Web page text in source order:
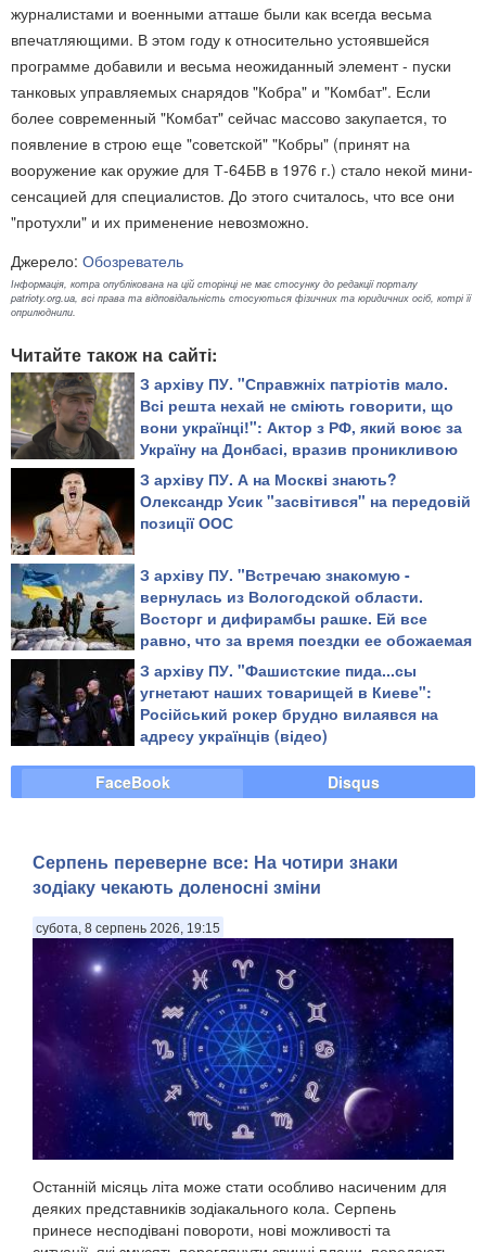
журналистами и военными атташе были как всегда весьма
впечатляющими. В этом году к относительно устоявшейся
программе добавили и весьма неожиданный элемент - пуски
танковых управляемых снарядов "Кобра" и "Комбат". Если
более современный "Комбат" сейчас массово закупается, то
появление в строю еще "советской" "Кобры" (принят на
вооружение как оружие для Т-64БВ в 1976 г.) стало некой мини-
сенсацией для специалистов. До этого считалось, что все они
"протухли" и их применение невозможно.
Джерело: Обозреватель
Інформація, котра опублікована на цій сторінці не має стосунку до редакції порталу
patrioty.org.ua, всі права та відповідальність стосуються фізичних та юридичних осіб, котрі її
оприлюднили.
Читайте також на сайті:
З архіву ПУ. "Справжніх патріотів мало.
Всі решта нехай не сміють говорити, що
вони українці!": Актор з РФ, який воює за
Україну на Донбасі, вразив проникливою
промовою
З архіву ПУ. А на Москві знають?
Олександр Усик "засвітився" на передовій
позиції ООС
З архіву ПУ. "Встречаю знакомую -
вернулась из Вологодской области.
Восторг и дифирамбы рашке. Ей все
равно, что за время поездки ее обожаемая
страна убила десяток ребят в той стране,
где она живет", - блогер
З архіву ПУ. "Фашистские пида...сы
угнетают наших товарищей в Киеве":
Російський рокер брудно вилаявся на
адресу українців (відео)
FaceBook Disqus
Серпень переверне все: На чотири знаки
зодіаку чекають доленосні зміни
субота, 8 серпень 2026, 19:15
Останній місяць літа може стати особливо насиченим для
деяких представників зодіакального кола. Серпень
принесе несподівані повороти, нові можливості та